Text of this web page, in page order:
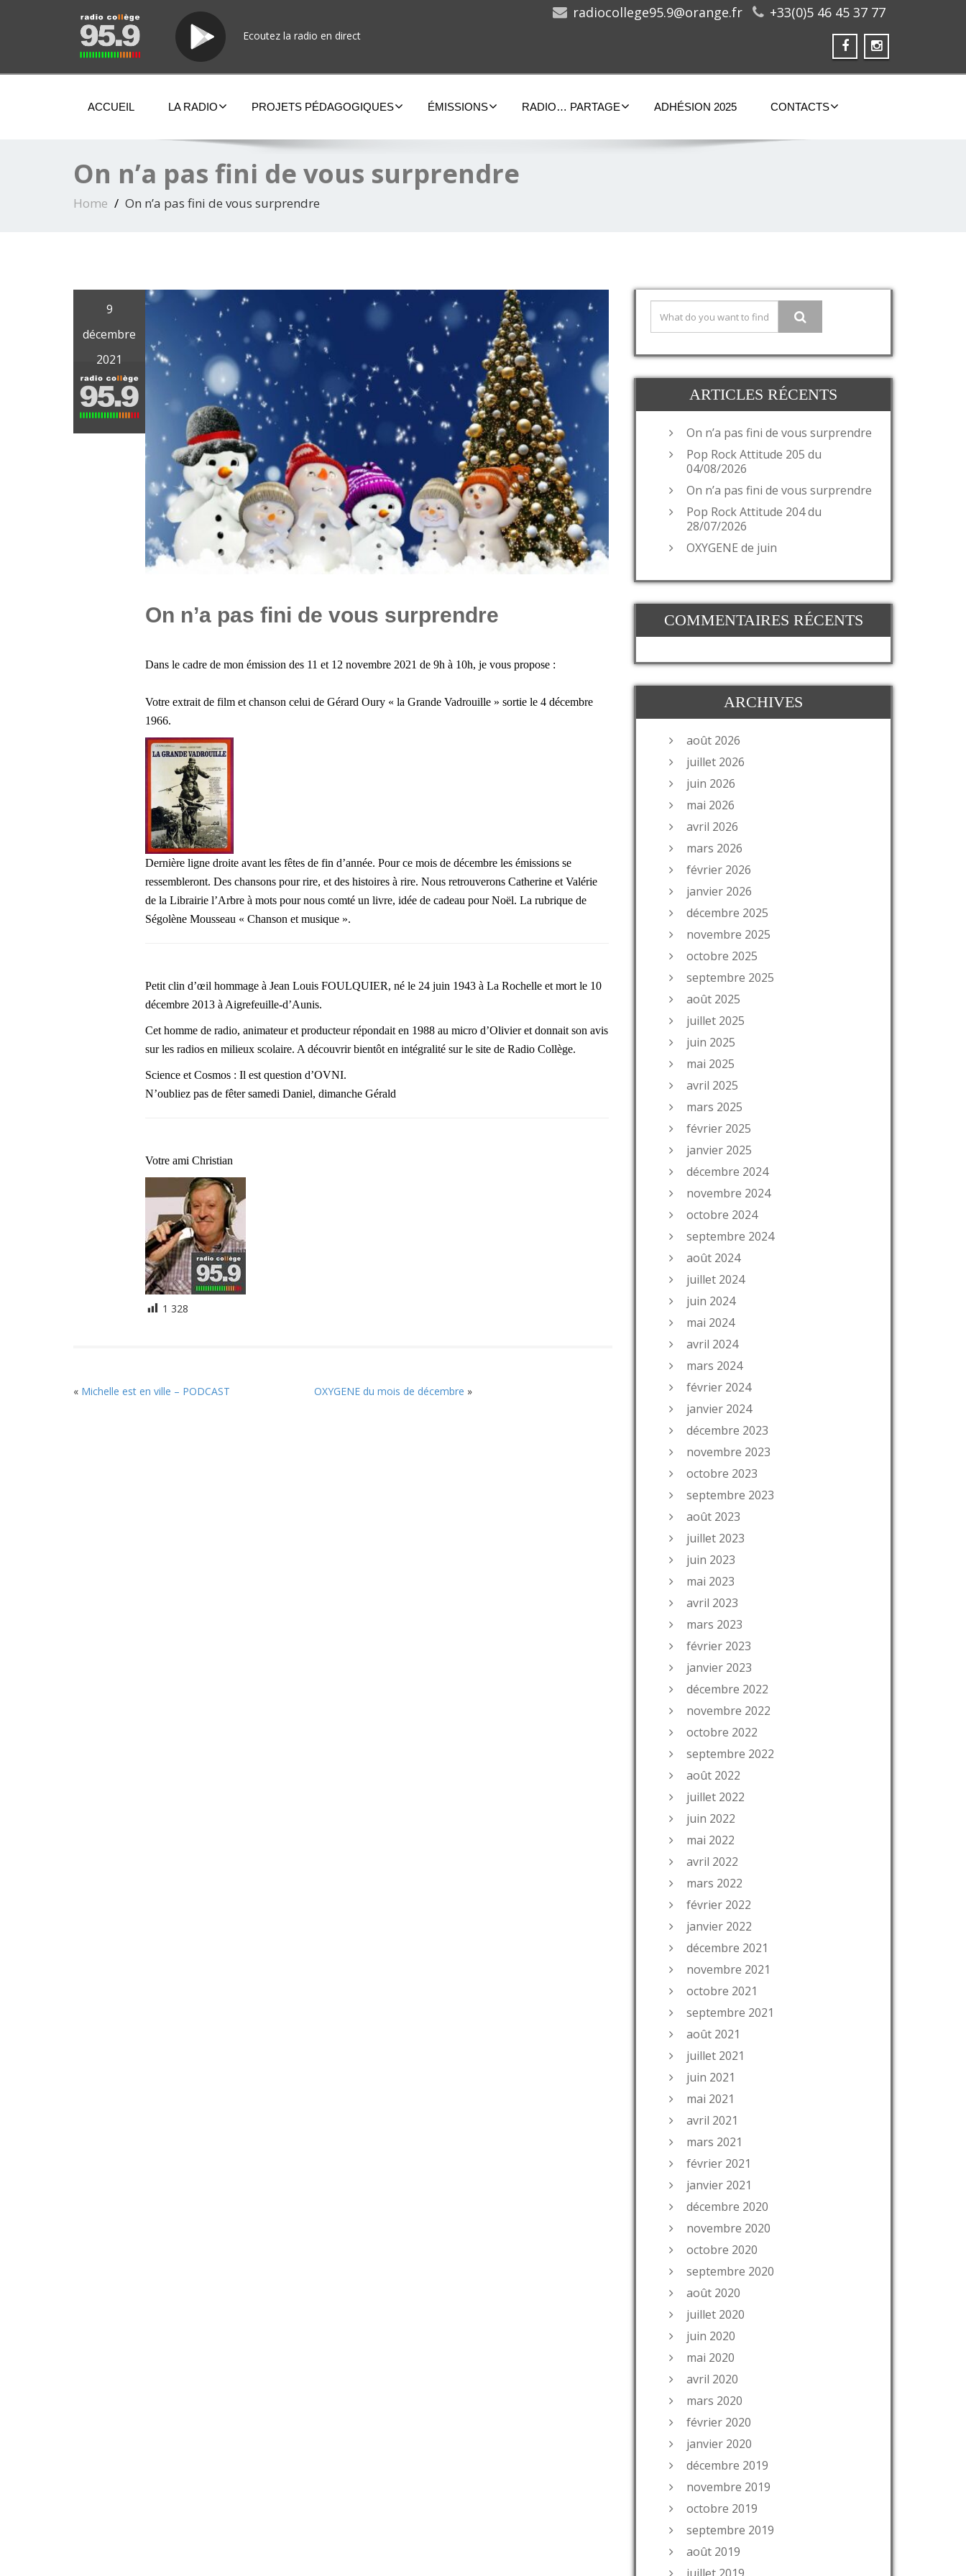
Ecoutez la radio en direct
radiocollege95.9@orange.fr +33(0)5 46 45 37 77
ACCUEIL LA RADIO PROJETS PÉDAGOGIQUES ÉMISSIONS RADIO… PARTAGE ADHÉSION 2025 CONTACTS
On n’a pas fini de vous surprendre
Home On n’a pas fini de vous surprendre
9
décembre
2021
On n’a pas fini de vous surprendre
Dans le cadre de mon émission des 11 et 12 novembre 2021 de 9h à 10h, je vous propose :
Votre extrait de film et chanson celui de Gérard Oury « la Grande Vadrouille » sortie le 4 décembre
1966.
Dernière ligne droite avant les fêtes de fin d’année. Pour ce mois de décembre les émissions se
ressembleront. Des chansons pour rire, et des histoires à rire. Nous retrouverons Catherine et Valérie
de la Librairie l’Arbre à mots pour nous comté un livre, idée de cadeau pour Noël. La rubrique de
Ségolène Mousseau « Chanson et musique ».
Petit clin d’œil hommage à Jean Louis FOULQUIER, né le 24 juin 1943 à La Rochelle et mort le 10
décembre 2013 à Aigrefeuille-d’Aunis.
Cet homme de radio, animateur et producteur répondait en 1988 au micro d’Olivier et donnait son avis
sur les radios en milieux scolaire. A découvrir bientôt en intégralité sur le site de Radio Collège.
Science et Cosmos : Il est question d’OVNI.
N’oubliez pas de fêter samedi Daniel, dimanche Gérald
Votre ami Christian
1 328
« Michelle est en ville – PODCAST OXYGENE du mois de décembre »
ARTICLES RÉCENTS
On n’a pas fini de vous surprendre
Pop Rock Attitude 205 du
04/08/2026
On n’a pas fini de vous surprendre
Pop Rock Attitude 204 du
28/07/2026
OXYGENE de juin
COMMENTAIRES RÉCENTS
ARCHIVES
août 2026
juillet 2026
juin 2026
mai 2026
avril 2026
mars 2026
février 2026
janvier 2026
décembre 2025
novembre 2025
octobre 2025
septembre 2025
août 2025
juillet 2025
juin 2025
mai 2025
avril 2025
mars 2025
février 2025
janvier 2025
décembre 2024
novembre 2024
octobre 2024
septembre 2024
août 2024
juillet 2024
juin 2024
mai 2024
avril 2024
mars 2024
février 2024
janvier 2024
décembre 2023
novembre 2023
octobre 2023
septembre 2023
août 2023
juillet 2023
juin 2023
mai 2023
avril 2023
mars 2023
février 2023
janvier 2023
décembre 2022
novembre 2022
octobre 2022
septembre 2022
août 2022
juillet 2022
juin 2022
mai 2022
avril 2022
mars 2022
février 2022
janvier 2022
décembre 2021
novembre 2021
octobre 2021
septembre 2021
août 2021
juillet 2021
juin 2021
mai 2021
avril 2021
mars 2021
février 2021
janvier 2021
décembre 2020
novembre 2020
octobre 2020
septembre 2020
août 2020
juillet 2020
juin 2020
mai 2020
avril 2020
mars 2020
février 2020
janvier 2020
décembre 2019
novembre 2019
octobre 2019
septembre 2019
août 2019